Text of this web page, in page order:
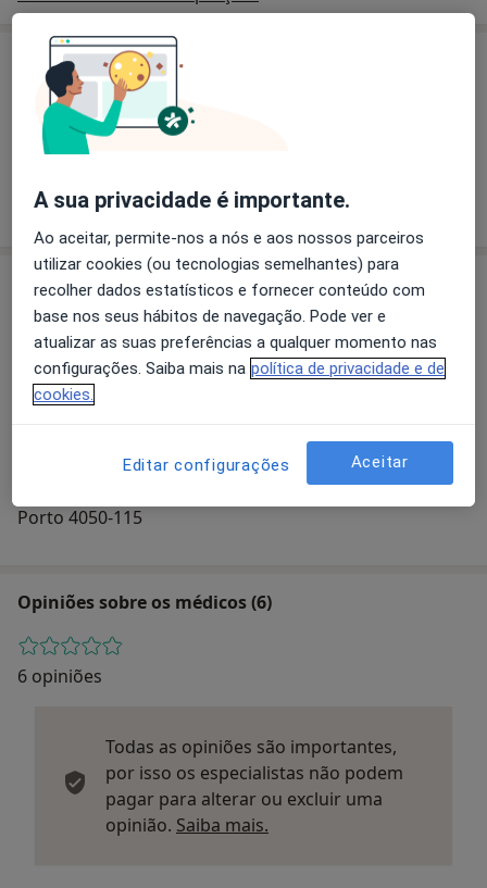
Especialistas
Dra. Vera Campos
13 opiniões
Consultório
Ampliar o mapa
Clín. Orl - Dr. Eurico de Almeida
Av. da Boavista, 117 - 6º - Edf. Oporto Medical Center,
Porto 4050-115
Opiniões sobre os médicos (6)
6 opiniões
Todas as opiniões são importantes,
por isso os especialistas não podem
pagar para alterar ou excluir uma
opinião. Saiba mais.
A sua privacidade é importante.
Ao aceitar, permite-nos a nós e aos nossos parceiros
utilizar cookies (ou tecnologias semelhantes) para
recolher dados estatísticos e fornecer conteúdo com
base nos seus hábitos de navegação. Pode ver e
atualizar as suas preferências a qualquer momento nas
configurações. Saiba mais na política de privacidade e de
cookies.
Editar configurações Aceitar